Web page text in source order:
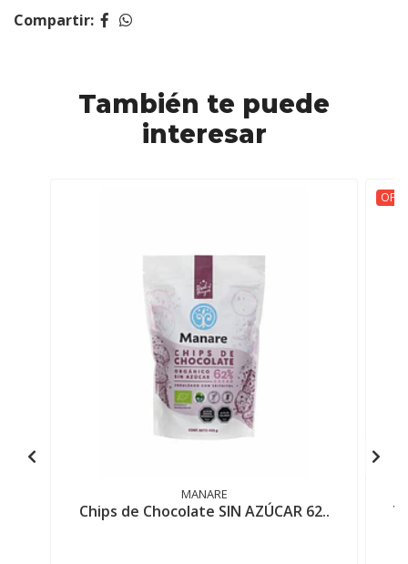
Compartir:
También te puede
interesar
MANARE
Chips de Chocolate SIN AZÚCAR 62..